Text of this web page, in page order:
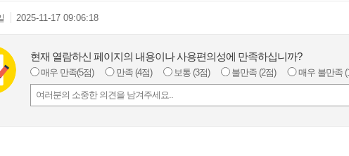
2025-11-17 09:06:18
현재 열람하신 페이지의 내용이나 사용편의성에 만족하십니까?
매우 만족(5점) 만족 (4점) 보통 (3점) 불만족 (2점) 매우 불만족